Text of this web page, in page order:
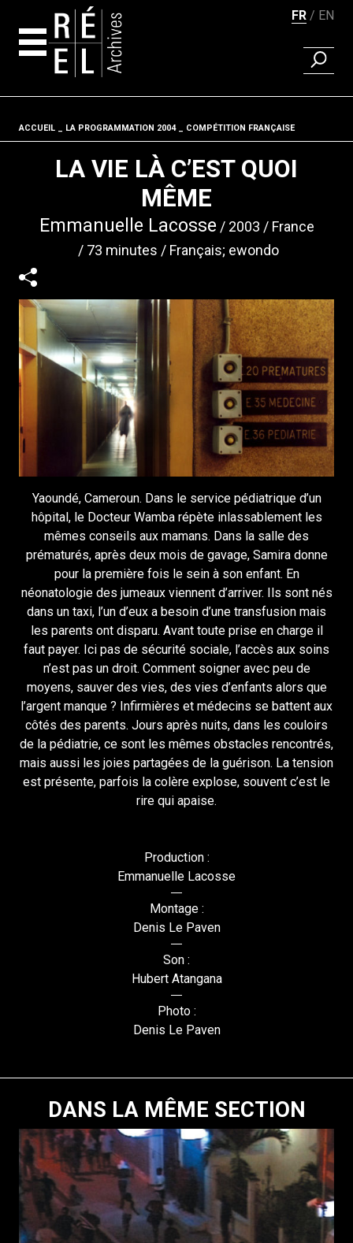
FR EN
Fil d'ariane
ACCUEIL LA PROGRAMMATION 2004 COMPÉTITION FRANÇAISE
LA VIE LÀ C’EST QUOI
MÊME
Emmanuelle Lacosse 2003
France
73 minutes
Français; ewondo
Yaoundé, Cameroun. Dans le service pédiatrique d’un
hôpital, le Docteur Wamba répète inlassablement les
mêmes conseils aux mamans. Dans la salle des
prématurés, après deux mois de gavage, Samira donne
pour la première fois le sein à son enfant. En
néonatologie des jumeaux viennent d’arriver. Ils sont nés
dans un taxi, l’un d’eux a besoin d’une transfusion mais
les parents ont disparu. Avant toute prise en charge il
faut payer. Ici pas de sécurité sociale, l’accès aux soins
n’est pas un droit. Comment soigner avec peu de
moyens, sauver des vies, des vies d’enfants alors que
l’argent manque ? Infirmières et médecins se battent aux
côtés des parents. Jours après nuits, dans les couloirs
de la pédiatrie, ce sont les mêmes obstacles rencontrés,
mais aussi les joies partagées de la guérison. La tension
est présente, parfois la colère explose, souvent c’est le
rire qui apaise.
Production :
Emmanuelle Lacosse
Montage :
Denis Le Paven
Son :
Hubert Atangana
Photo :
Denis Le Paven
DANS LA MÊME SECTION